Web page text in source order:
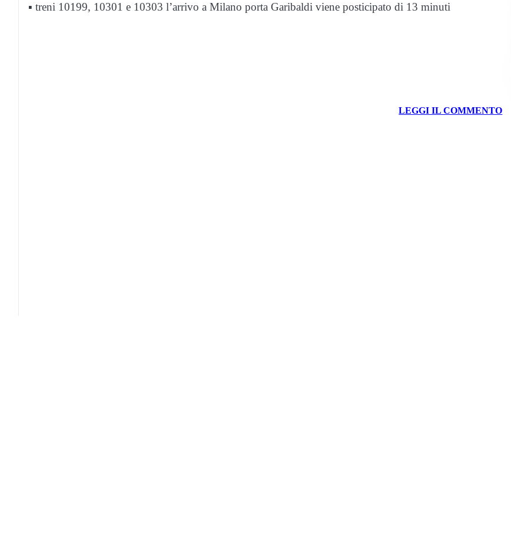
▪ treni 10199, 10301 e 10303 l’arrivo a Milano porta Garibaldi viene posticipato di 13 minuti
LEGGI IL COMMENTO